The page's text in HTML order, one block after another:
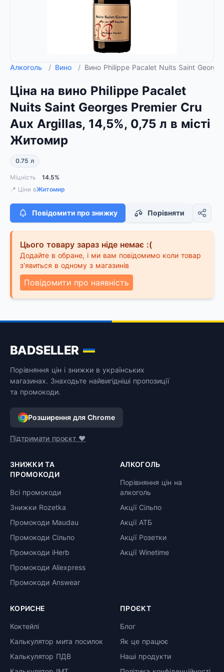
Алкоголь / Вино / Вино Philippe Pacalet Nuits Saint
Ціна на вино Philippe Pacalet
Nuits Saint Georges Premier Cru
Aux Argillas, 14,5%, 0,75 л в місті
Житомир
0.75 л
Міцність
14.5%
📍 Ціни вЖитомир
Повідомити про знижку Порівняти
Цього товару зараз ніде немає :(
Додайте в обране, і ми вам повідомимо коли товар
з'явиться в одному з магазинів
Повідомити про наявність
BADSELLER
Порівняння цін і знижки в українських
магазинах. Знаходьте найвигідніші пропозиції
та промокоди.
Розширення для Chrome
Підтримати проєкт ❤️
ЗНИЖКИ ТА
ПРОМОКОДИ
Всі промокоди
Знижки Rozetka
Промокоди Maudau
Промокоди Сільпо
Промокоди iHerb
Промокоди Aliexpress
Промокоди Answear
АЛКОГОЛЬ
Порівняння цін на
алкоголь
Акції Сільпо
Акції АТБ
Акції Розетки
Акції Winetime
КОРИСНЕ
Коктейлі
Калькулятор мита посилок
Калькулятор ПДВ
ПРОЄКТ
Блог
Як це працює
Наші продукти